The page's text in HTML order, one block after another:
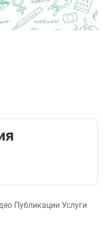
Публикации Услуги